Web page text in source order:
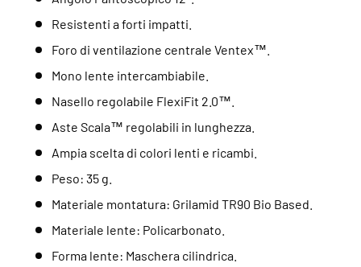
Resistenti a forti impatti.
Foro di ventilazione centrale Ventex™.
Mono lente intercambiabile.
Nasello regolabile FlexiFit 2.0™.
Aste Scala™ regolabili in lunghezza.
Ampia scelta di colori lenti e ricambi.
Peso: 35 g.
Materiale montatura: Grilamid TR90 Bio Based.
Materiale lente: Policarbonato.
Forma lente: Maschera cilindrica.